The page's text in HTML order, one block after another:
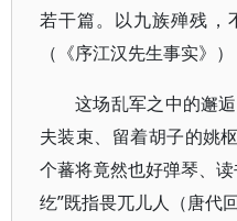
若干篇。以九族殚残，
（《序江汉先生事实》）
这场乱军之中的邂
夫装束、留着胡子的姚
个蕃将竟然也好弹琴、
纥”既指畏兀儿人（唐代